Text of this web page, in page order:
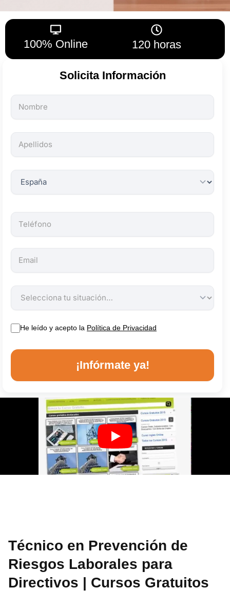
100% Online 120 horas
Solicita Información
Todos
los
son
obligatorios.
He leído y acepto la Política de Privacidad
¡Infórmate ya!
Técnico en Prevención de
Riesgos Laborales para
Directivos | Cursos Gratuitos